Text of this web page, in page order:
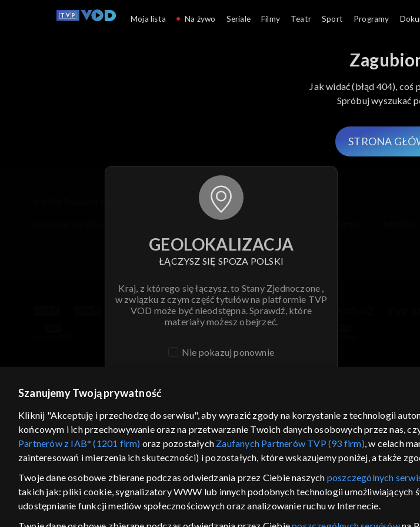
Jak widać (błąd 404), coś
Spróbuj wyszukać
STRONA
GEOLOKALIZACJA
ŁĄCZYSZ SIĘ SPOZA POLSKI
Kraj, z którego się łączysz, to Stany Zjednoczone ,
w związku z czym część tytułów na platformie TVP
VOD może być nieodstępna. Sprawdź, które
materiały możesz obejrzeć.
Nie pokazuj ponownie
ANULUJ
Moja lista Na żywo Seriale Filmy Teatr Sport Programy
Szanujemy Twoją prywatność
Kliknij "Akceptuję i przechodzę do serwisu", aby wyrazić zgody na korzystanie z technologii
końcowym i ich przechowywanie oraz na przetwarzanie Twoich danych osobowych przez nas,
Partnerów z IAB* (1201 firm) oraz pozostałych Zaufanych Partnerów TVP (93 firm), w celach
zainteresowań i mierzenia ich skuteczności) i pozostałych, które wskazujemy poniżej, a także
Twoje dane osobowe zbierane podczas odwiedzania przez Ciebie naszych poszczególnych
takich jak: pliki cookie, sygnalizatory WWW lub innych podobnych technologii umożliwiających
udostępnianie funkcji mediów społecznościowych oraz analizowanie ruchu w Internecie.